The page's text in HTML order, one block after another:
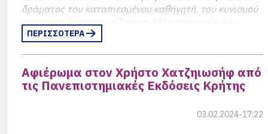
δράματος του καταπιεσμένου καθηγητή, του κυνισμού
με τον οποίο τον χειρίζεται η Λόλα την οποία έχει
γνωρίσει σε ένα καμπαρέ, η αντίθεση του αυστηρού
μία ατμόσφαιρα εκρηκτική, ακραία όσο και μαγευτική.
που κυκλοφόρησε την Κυριακή 14 Ιανουαρίου 2024,
ΠΕΡΙΣΣΟΤΕΡΑ
Αφιέρωμα στον Χρήστο Χατζηιωσήφ από
τις Πανεπιστημιακές Εκδόσεις Κρήτης
03.02.2024-17:22